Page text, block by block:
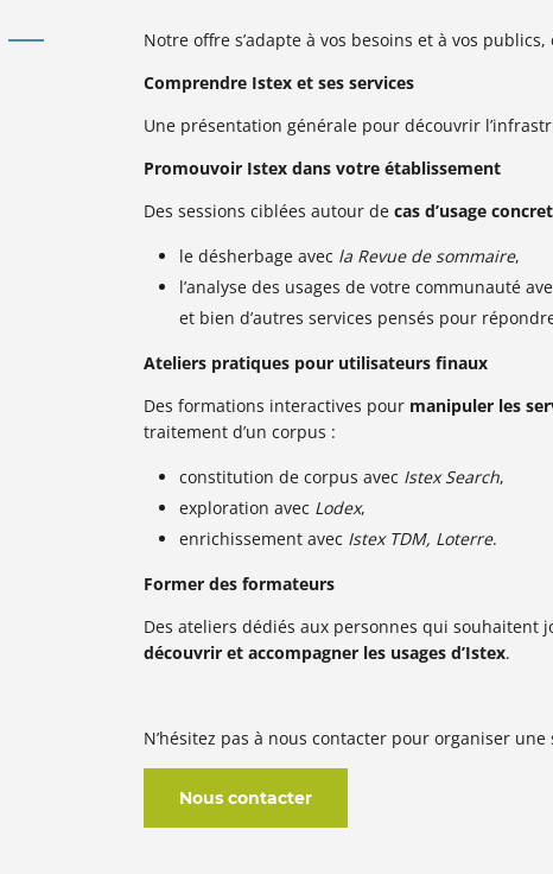
Notre offre s’adapte à vos besoins et à vos
Comprendre Istex et ses services
Une présentation générale pour découvrir
Promouvoir Istex dans votre établissement
Des sessions ciblées autour decas d’usage
le désherbage avec la Revue de sommaire,
l’analyse des usages de votre communauté
et bien d’autres services pensés pour
Ateliers pratiques pour utilisateurs finaux
Des formations interactives pour manipuler les
traitement d’un corpus :
constitution de corpus avec Istex Search,
exploration avec Lodex,
enrichissement avec Istex TDM, Loterre.
Former des formateurs
Des ateliers dédiés aux personnes qui
découvrir et accompagner les usages d’Istex.
N’hésitez pas à nous contacter pour organiser
Nous contacter